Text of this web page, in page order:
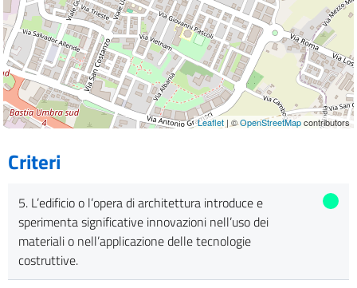
Leaflet | ©OpenStreetMapcontributors
Criteri
5. L’edificio o l’opera di architettura introduce e
sperimenta significative innovazioni nell’uso dei
materiali o nell’applicazione delle tecnologie
costruttive.